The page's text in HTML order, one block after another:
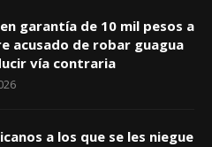
garantía de 10 mil pesos a
acusado de robar guagua
vía contraria
a los que se les niegue